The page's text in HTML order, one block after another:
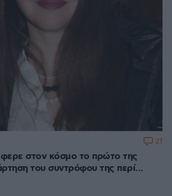
στον κόσμο το πρώτο της
του συντρόφου της περί...
21